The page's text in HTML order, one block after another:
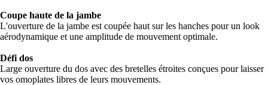
Coupe haute de la jambe
L'ouverture de la jambe est coupée haut sur les hanches pour un look
aérodynamique et une amplitude de mouvement optimale.
Défi dos
Large ouverture du dos avec des bretelles étroites conçues pour laisser
vos omoplates libres de leurs mouvements.